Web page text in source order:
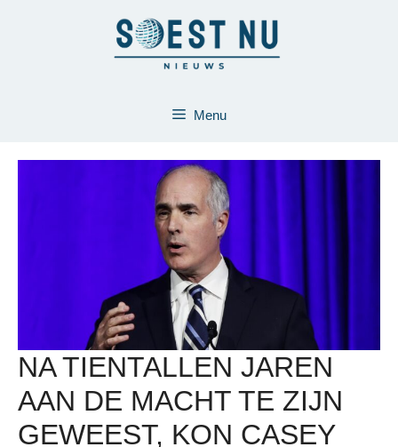
Menu
NA TIENTALLEN JAREN
AAN DE MACHT TE ZIJN
GEWEEST, KON CASEY